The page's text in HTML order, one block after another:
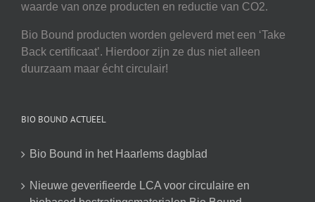
waarde van onze producten en reductie van CO2.
Bio Bound producten worden geleverd met een ‘Take
Back certificaat’. Hierdoor zijn ze dus niet alleen
duurzaam maar écht circulair!
BIO BOUND ACTUEEL
Bio Bound in het Haarlems dagblad
Nieuwe geverifieerde LCA voor circulaire en